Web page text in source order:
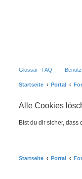
Glossar FAQ
Startseite Portal
Alle Cookies
Bist du dir sicher,
Startseite Portal